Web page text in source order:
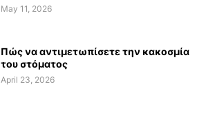
May 11, 2026
Πώς να αντιμετωπίσετε την κακοσμία
του στόματος
April 23, 2026